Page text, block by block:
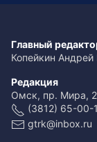
Главный
Копейкин Андрей
Редакция
Омск, пр. Мира, 2
(3812) 65-00-
gtrk@inbox.ru